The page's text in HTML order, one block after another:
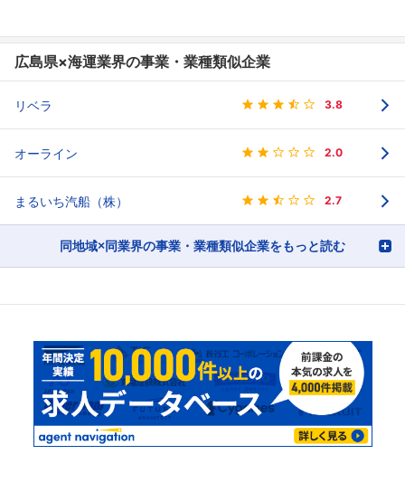
広島県×海運業界の事業・業種類似企業
リベラ 3.8
オーライン 2.0
まるいち汽船（株） 2.7
同地域×同業界の事業・業種類似企業をもっと読む